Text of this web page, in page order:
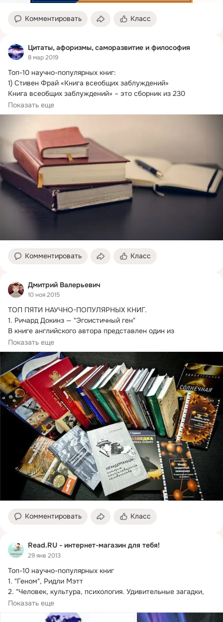
Комментировать Класс
Цитаты, афоризмы, саморазвитие и философия
8 мар 2019
Топ-10 научно-популярных книг:
1) Стивен Фрай «Книга всеобщих заблуждений»
Книга всеобщих заблуждений» – это сборник из 230
вопросов...
Показать еще
Комментировать Класс
Дмитрий Валерьевич
10 ноя 2015
ТОП ПЯТИ НАУЧНО-ПОПУЛЯРНЫХ КНИГ.
1. Ричард Докинз — "Эгоистичный ген"
В книге английского автора представлен один из
современных подходов...
Показать еще
Комментировать Класс
Read.RU - интернет-магазин для тебя!
29 янв 2013
Топ-10 научно-популярных книг
1. "Геном", Ридли Мэтт
2. "Человек, культура, психология. Удивительные загадки,
исследования и открытия", Мацумото Дэвид
Показать еще